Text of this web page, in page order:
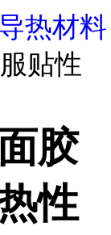
热材料
贴性
胶
性